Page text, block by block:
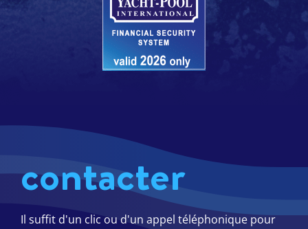
contacter
Il suffit d'un clic ou d'un appel téléphonique pour